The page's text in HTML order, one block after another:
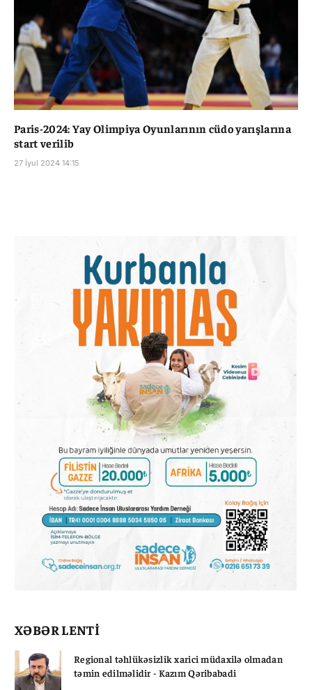
Paris-2024: Yay Olimpiya Oyunlarının cüdo yarışlarına
start verilib
27 İyul 2024 14:15
XƏBƏR LENTİ
Regional təhlükəsizlik xarici müdaxilə olmadan
təmin edilməlidir - Kazım Qəribabadi